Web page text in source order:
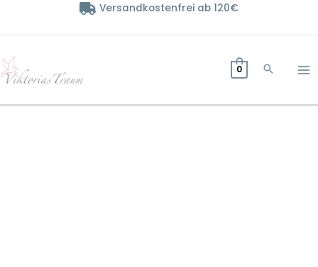
Versandkostenfrei ab 120€
0